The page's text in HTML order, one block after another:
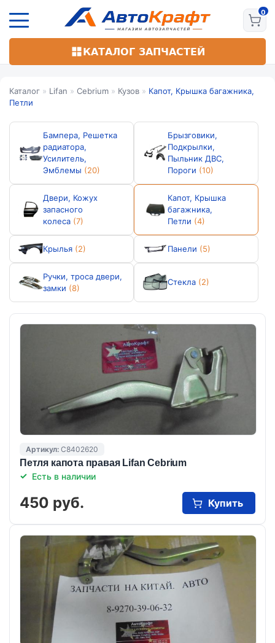
основному
КАТАЛОГ ЗАПЧАСТЕЙ
Каталог » Lifan » Cebrium » Кузов » Капот, Крышка багажника,
Петли
Бампера, Решетка
радиатора,
Усилитель,
Эмблемы (20)
Брызговики,
Подкрылки,
Пыльник ДВС,
Пороги (10)
Двери, Кожух
запасного
колеса (7)
Капот, Крышка
багажника,
Петли (4)
Крылья (2) Панели (5)
Ручки, троса двери,
замки (8)
Стекла (2)
Артикул: C8402620
Петля капота правая Lifan Cebrium
Есть в наличии
450 руб. Купить